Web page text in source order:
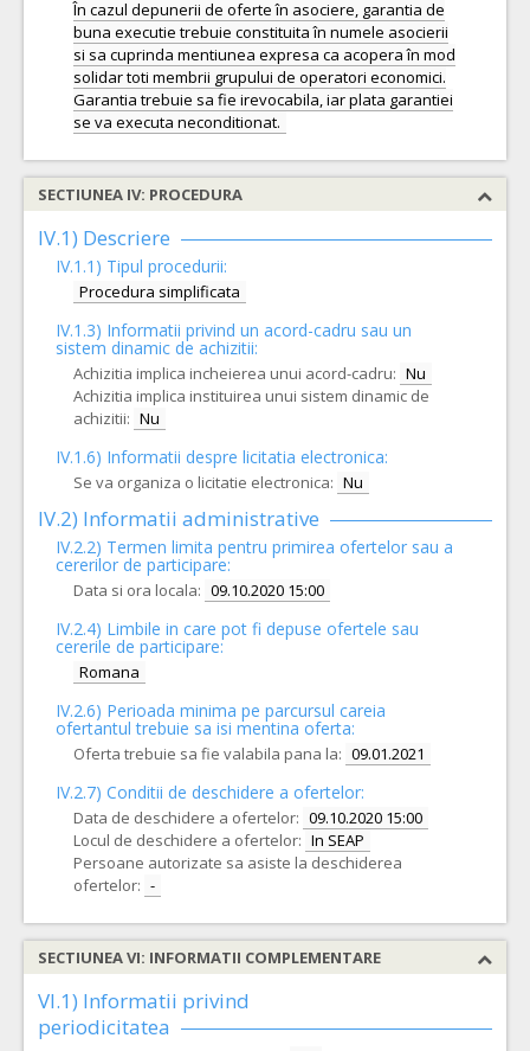
În cazul depunerii de oferte în asociere, garantia de
buna executie trebuie constituita în numele asocierii
si sa cuprinda mentiunea expresa ca acopera în mod
solidar toti membrii grupului de operatori economici.
Garantia trebuie sa fie irevocabila, iar plata garantiei
SECTIUNEA IV: PROCEDURA
IV.1) Descriere
IV.1.1) Tipul procedurii:
Procedura simplificata
IV.1.3) Informatii privind un acord-cadru sau un
sistem dinamic de achizitii:
Achizitia implica incheierea unui acord-cadru: Nu
Achizitia implica instituirea unui sistem dinamic de
achizitii: Nu
IV.1.6) Informatii despre licitatia electronica:
Se va organiza o licitatie electronica: Nu
IV.2) Informatii administrative
IV.2.2) Termen limita pentru primirea ofertelor sau a
cererilor de participare:
Data si ora locala: 09.10.2020 15:00
IV.2.4) Limbile in care pot fi depuse ofertele sau
cererile de participare:
Romana
IV.2.6) Perioada minima pe parcursul careia
ofertantul trebuie sa isi mentina oferta:
Oferta trebuie sa fie valabila pana la: 09.01.2021
IV.2.7) Conditii de deschidere a ofertelor:
Data de deschidere a ofertelor: 09.10.2020 15:00
Locul de deschidere a ofertelor: In SEAP
Persoane autorizate sa asiste la deschiderea
ofertelor: -
SECTIUNEA VI: INFORMATII COMPLEMENTARE
VI.1) Informatii privind
periodicitatea